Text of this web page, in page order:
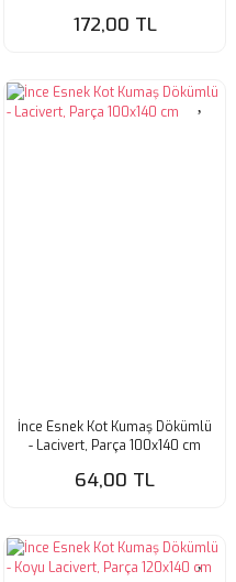
172,00 TL
İnce Esnek Kot Kumaş Dökümlü
- Lacivert, Parça 100x140 cm
64,00 TL